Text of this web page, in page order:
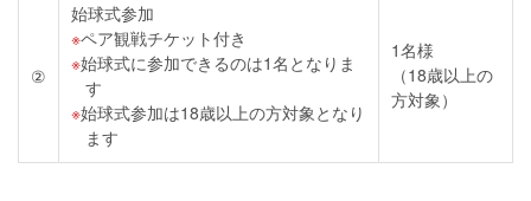
②
始球式参加
ペア観戦チケット付き
始球式に参加できるのは1名となりま
す
始球式参加は18歳以上の方対象となり
ます
1名様
（18歳以上の
方対象）